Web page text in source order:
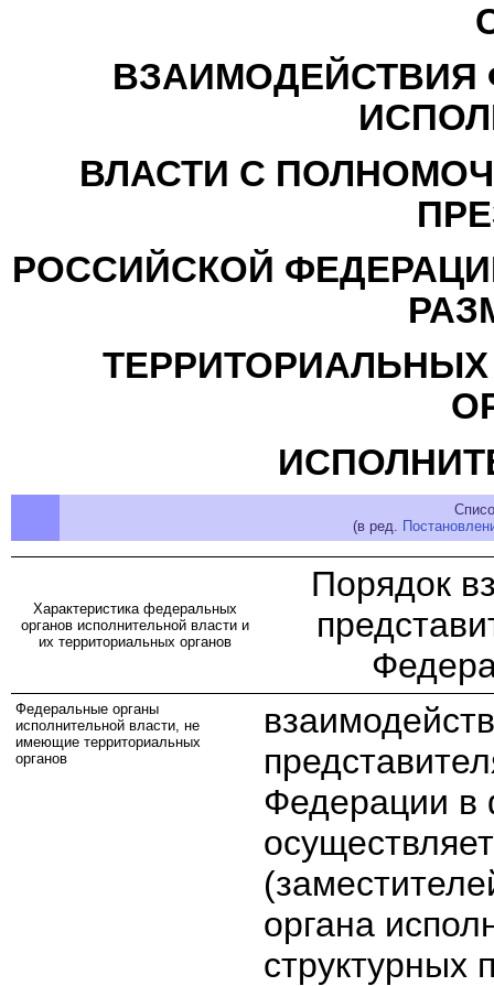
ВЗАИМОДЕЙСТВИЯ
ВЛАСТИ С
РОССИЙСКОЙ
(в ред.
Характеристика федеральных
органов исполнительной власти и
их территориальных органов
Порядок
Федеральные органы
исполнительной власти, не
имеющие территориальных
органов
Федерации в
органа
структурных